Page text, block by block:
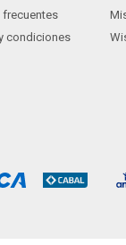
frecuentes
condiciones